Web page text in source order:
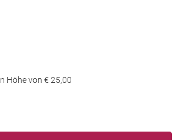
Höhe von € 25,00